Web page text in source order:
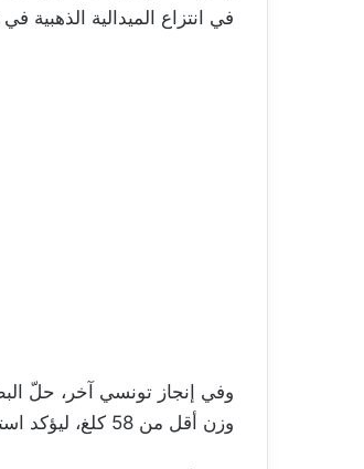
في انتزاع الميدالية الذهبية
وفي إنجاز تونسي آخر، حلّ
وزن أقل من 58 كلغ، ليؤكد استمراريته في القمة.